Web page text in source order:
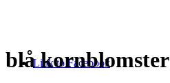
Link to Facebook
blå kornblomster